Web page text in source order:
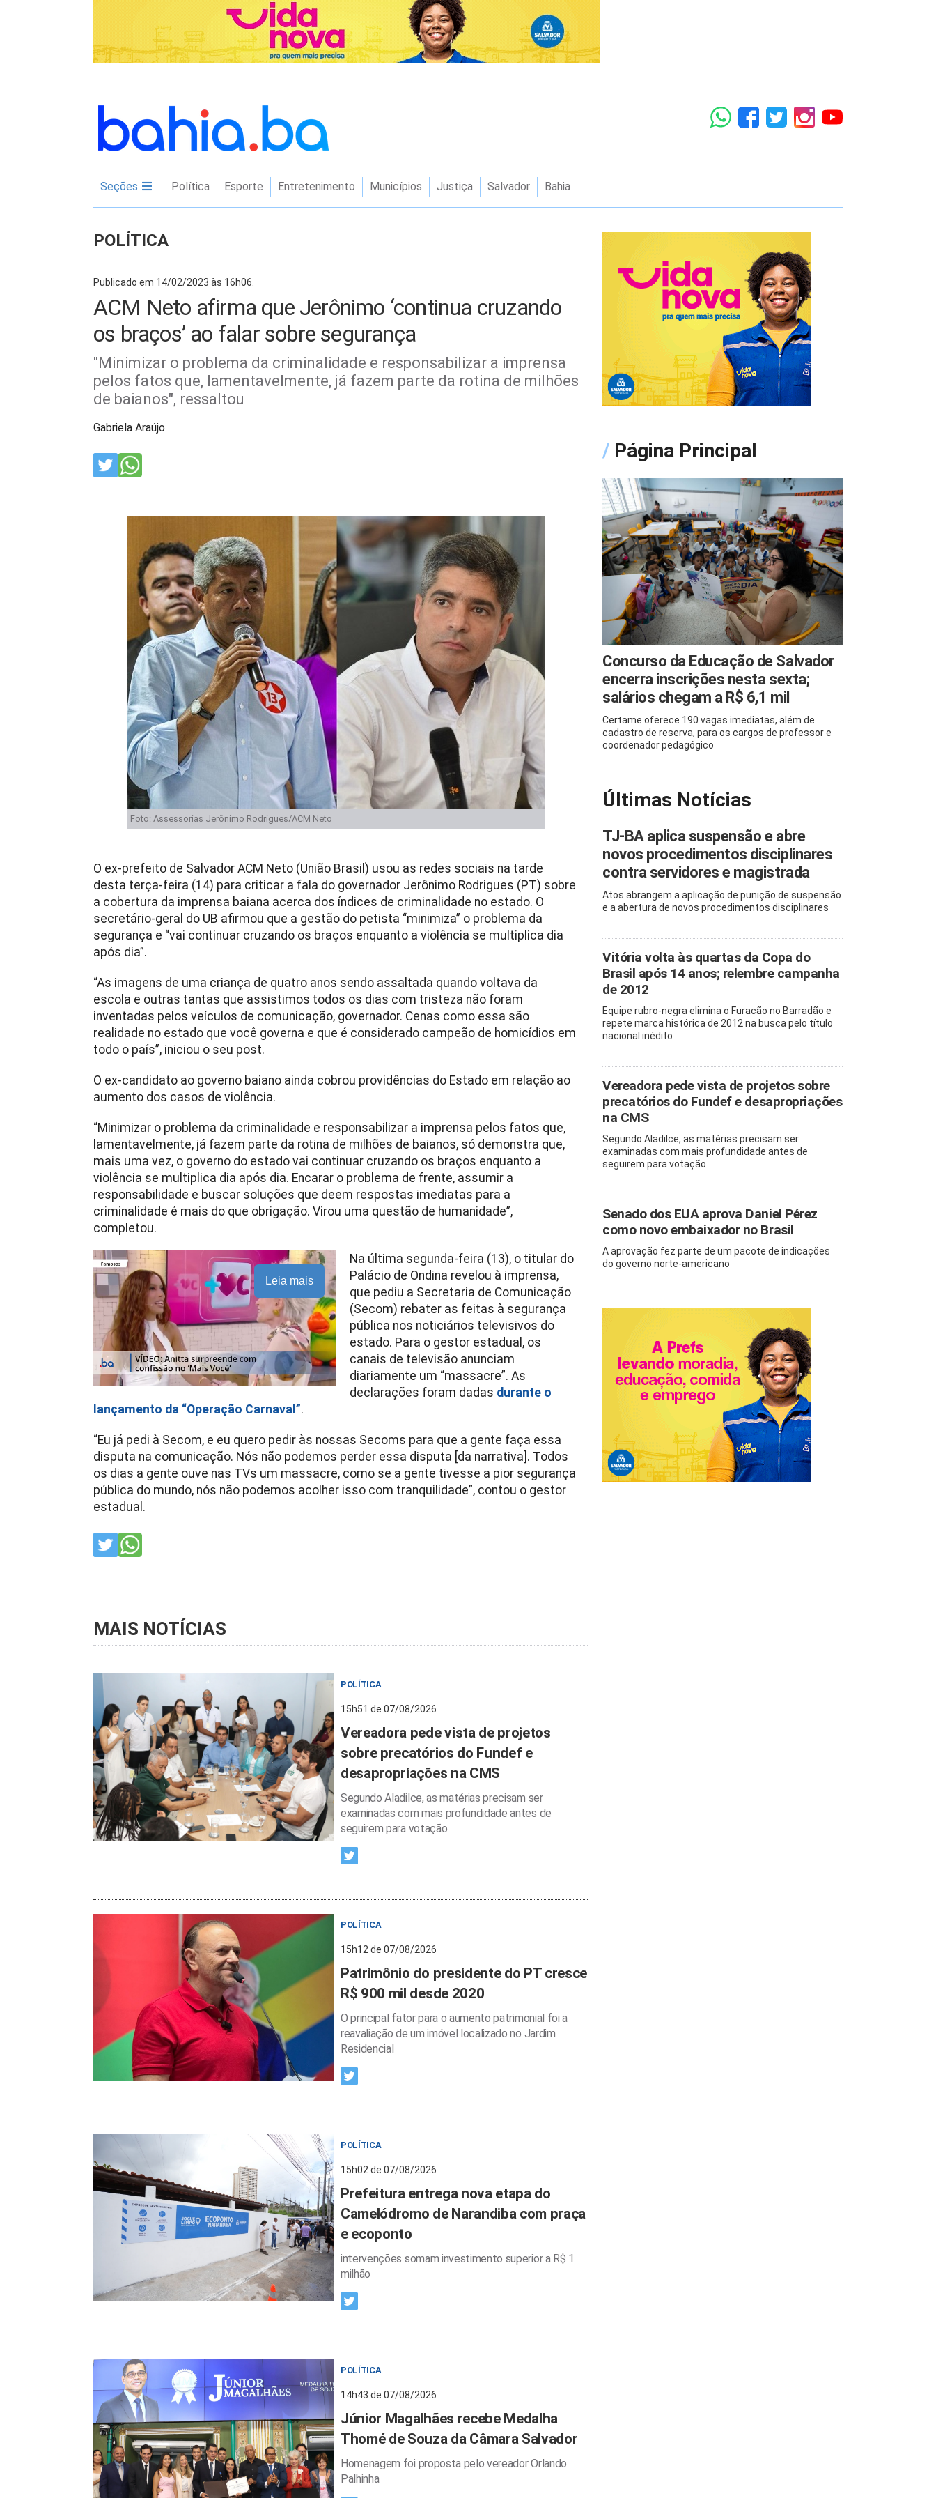
Seções Política Esporte Entretenimento Municípios Justiça Salvador Bahia
POLÍTICA
Publicado em 14/02/2023 às 16h06.
ACM Neto afirma que Jerônimo ‘continua cruzando
os braços’ ao falar sobre segurança
"Minimizar o problema da criminalidade e responsabilizar a imprensa
pelos fatos que, lamentavelmente, já fazem parte da rotina de milhões
de baianos", ressaltou
Gabriela Araújo
Foto: Assessorias Jerônimo Rodrigues/ACM Neto
O ex-prefeito de Salvador ACM Neto (União Brasil) usou as redes sociais na tarde
desta terça-feira (14) para criticar a fala do governador Jerônimo Rodrigues (PT) sobre
a cobertura da imprensa baiana acerca dos índices de criminalidade no estado. O
secretário-geral do UB afirmou que a gestão do petista “minimiza” o problema da
segurança e “vai continuar cruzando os braços enquanto a violência se multiplica dia
após dia”.
“As imagens de uma criança de quatro anos sendo assaltada quando voltava da
escola e outras tantas que assistimos todos os dias com tristeza não foram
inventadas pelos veículos de comunicação, governador. Cenas como essa são
realidade no estado que você governa e que é considerado campeão de homicídios em
todo o país”, iniciou o seu post.
O ex-candidato ao governo baiano ainda cobrou providências do Estado em relação ao
aumento dos casos de violência.
“Minimizar o problema da criminalidade e responsabilizar a imprensa pelos fatos que,
lamentavelmente, já fazem parte da rotina de milhões de baianos, só demonstra que,
mais uma vez, o governo do estado vai continuar cruzando os braços enquanto a
violência se multiplica dia após dia. Encarar o problema de frente, assumir a
responsabilidade e buscar soluções que deem respostas imediatas para a
criminalidade é mais do que obrigação. Virou uma questão de humanidade”,
completou.
Leia mais
Na última segunda-feira (13), o titular do
Palácio de Ondina revelou à imprensa,
que pediu a Secretaria de Comunicação
(Secom) rebater as feitas à segurança
pública nos noticiários televisivos do
estado. Para o gestor estadual, os
canais de televisão anunciam
diariamente um “massacre”. As
declarações foram dadas durante o
lançamento da “Operação Carnaval”.
“Eu já pedi à Secom, e eu quero pedir às nossas Secoms para que a gente faça essa
disputa na comunicação. Nós não podemos perder essa disputa [da narrativa]. Todos
os dias a gente ouve nas TVs um massacre, como se a gente tivesse a pior segurança
pública do mundo, nós não podemos acolher isso com tranquilidade”, contou o gestor
estadual.
MAIS NOTÍCIAS
POLÍTICA
15h51 de 07/08/2026
Vereadora pede vista de projetos
sobre precatórios do Fundef e
desapropriações na CMS
Segundo Aladilce, as matérias precisam ser
examinadas com mais profundidade antes de
seguirem para votação
POLÍTICA
15h12 de 07/08/2026
Patrimônio do presidente do PT cresce
R$ 900 mil desde 2020
O principal fator para o aumento patrimonial foi a
reavaliação de um imóvel localizado no Jardim
Residencial
POLÍTICA
15h02 de 07/08/2026
Prefeitura entrega nova etapa do
Camelódromo de Narandiba com praça
e ecoponto
intervenções somam investimento superior a R$ 1
milhão
POLÍTICA
14h43 de 07/08/2026
Júnior Magalhães recebe Medalha
Thomé de Souza da Câmara Salvador
Homenagem foi proposta pelo vereador Orlando
Palhinha
/ Página Principal
Concurso da Educação de Salvador
encerra inscrições nesta sexta;
salários chegam a R$ 6,1 mil
Certame oferece 190 vagas imediatas, além de
cadastro de reserva, para os cargos de professor e
coordenador pedagógico
Últimas Notícias
TJ-BA aplica suspensão e abre
novos procedimentos disciplinares
contra servidores e magistrada
Atos abrangem a aplicação de punição de suspensão
e a abertura de novos procedimentos disciplinares
Vitória volta às quartas da Copa do
Brasil após 14 anos; relembre campanha
de 2012
Equipe rubro-negra elimina o Furacão no Barradão e
repete marca histórica de 2012 na busca pelo título
nacional inédito
Vereadora pede vista de projetos sobre
precatórios do Fundef e desapropriações
na CMS
Segundo Aladilce, as matérias precisam ser
examinadas com mais profundidade antes de
seguirem para votação
Senado dos EUA aprova Daniel Pérez
como novo embaixador no Brasil
A aprovação fez parte de um pacote de indicações
do governo norte-americano